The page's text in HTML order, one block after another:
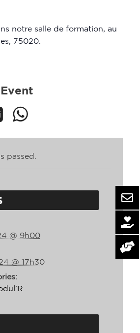
notre salle de formation, au
75020.
passed.
@ 9h00
@ 17h30